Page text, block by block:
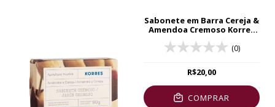
Sabonete em Barra Cereja &
Amendoa Cremoso Korres
90g
(0)
R$20,00
COMPRAR